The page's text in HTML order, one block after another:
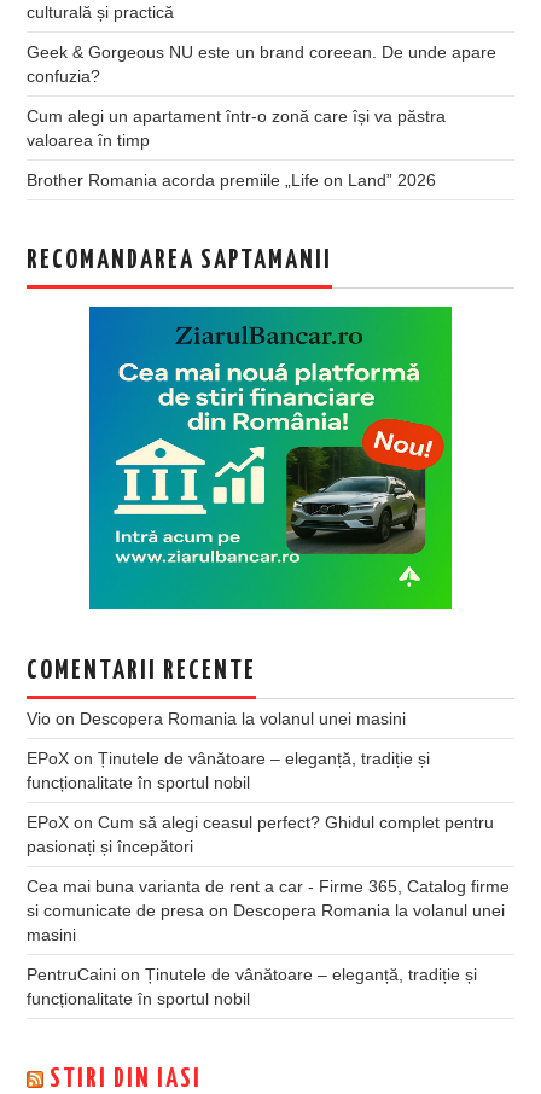
culturală și practică
Geek & Gorgeous NU este un brand coreean. De unde apare
confuzia?
Cum alegi un apartament într-o zonă care își va păstra
valoarea în timp
Brother Romania acorda premiile „Life on Land” 2026
RECOMANDAREA SAPTAMANII
COMENTARII RECENTE
Vio on Descopera Romania la volanul unei masini
EPoX onȚinutele de vânătoare – eleganță, tradiție și
funcționalitate în sportul nobil
EPoX onCum să alegi ceasul perfect? Ghidul complet pentru
pasionați și începători
Cea mai buna varianta de rent a car - Firme 365, Catalog firme
si comunicate de presa on Descopera Romania la volanul unei
masini
PentruCaini onȚinutele de vânătoare – eleganță, tradiție și
funcționalitate în sportul nobil
STIRI DIN IASI